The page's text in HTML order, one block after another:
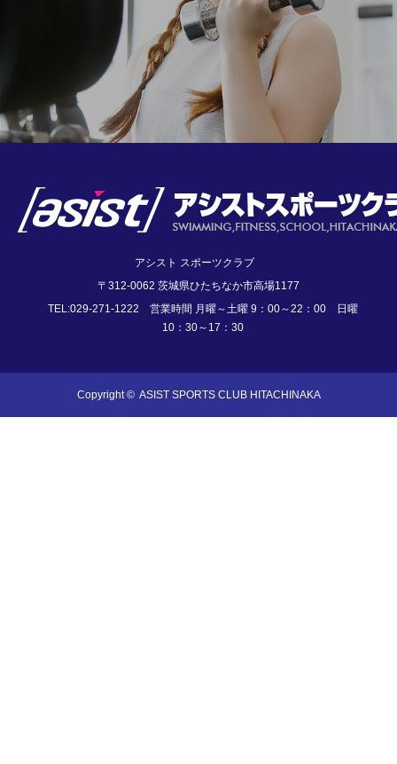
アシスト スポーツクラブ
〒312-0062 茨城県ひたちなか市高場1177
TEL:029-271-1222 営業時間 月曜～土曜 9：00～22：00 日曜
10：30～17：30
Copyright © ASIST SPORTS CLUB HITACHINAKA